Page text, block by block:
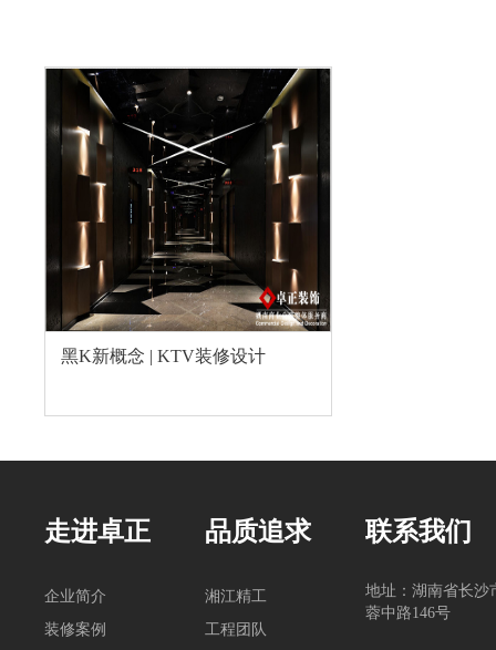
黑K新概念 | KTV装修设计
走进卓正
企业简介
装修案例
品质追求
湘江精工
工程团队
联系我们
地址：湖南省长沙
蓉中路146号